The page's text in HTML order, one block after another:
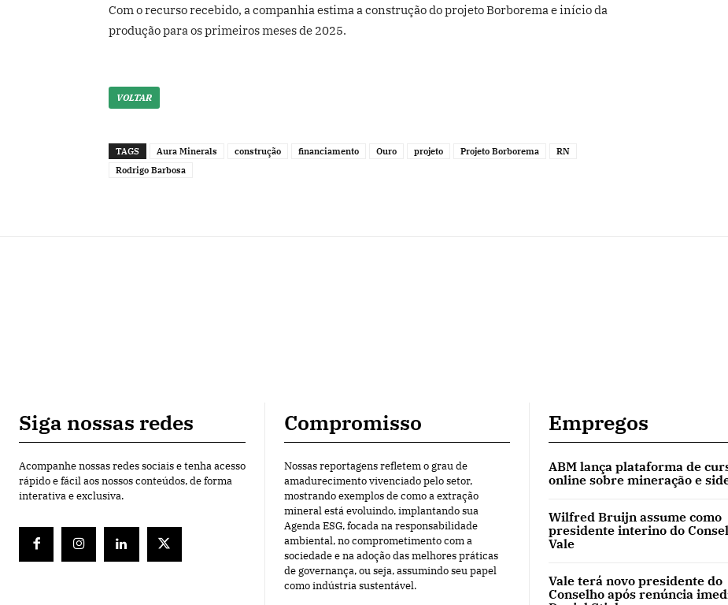
Com o recurso recebido, a companhia estima a construção do projeto Borborema e início da
produção para os primeiros meses de 2025.
VOLTAR
TAGS Aura Minerals construção financiamento Ouro projeto Projeto Borborema
RN
Rodrigo Barbosa
Siga nossas redes
Acompanhe nossas redes sociais e tenha acesso
rápido e fácil aos nossos conteúdos, de forma
interativa e exclusiva.
Compromisso
Nossas reportagens refletem o grau de
amadurecimento vivenciado pelo setor,
mostrando exemplos de como a extração
mineral está evoluindo, implantando sua
Agenda ESG, focada na responsabilidade
ambiental, no comprometimento com a
sociedade e na adoção das melhores práticas
de governança, ou seja, assumindo seu papel
como indústria sustentável.
Empregos
ABM lança plataforma de
online sobre mineração e
Wilfred Bruijn assume como
presidente interino do
Vale
Vale terá novo presidente do
Conselho após renúncia